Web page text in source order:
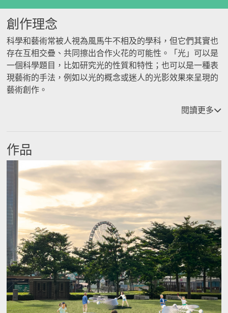
創作理念
科學和藝術常被人視為風馬牛不相及的學科，但它們其實也
存在互相交疊、共同擦出合作火花的可能性。「光」可以是
一個科學題目，比如研究光的性質和特性；也可以是一種表
現藝術的手法，例如以光的概念或迷人的光影效果來呈現的
藝術創作。
閱讀更多
作品